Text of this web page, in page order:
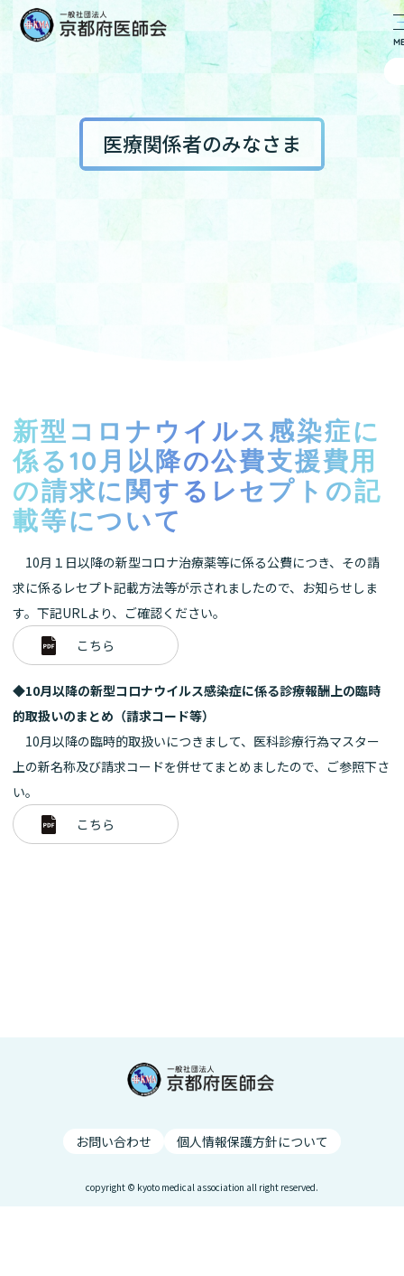
医療関係者のみなさま
新型コロナウイルス感染症に
係る10月以降の公費支援費用
の請求に関するレセプトの記
載等について
10月１日以降の新型コロナ治療薬等に係る公費につき、その請
求に係るレセプト記載方法等が示されましたので、お知らせしま
す。下記URLより、ご確認ください。
こちら
◆10月以降の新型コロナウイルス感染症に係る診療報酬上の臨時
的取扱いのまとめ（請求コード等）
10月以降の臨時的取扱いにつきまして、医科診療行為マスター
上の新名称及び請求コードを併せてまとめましたので、ご参照下さ
い。
こちら
お問い合わせ 個人情報保護方針について
copyright © kyoto medical association all right reserved.